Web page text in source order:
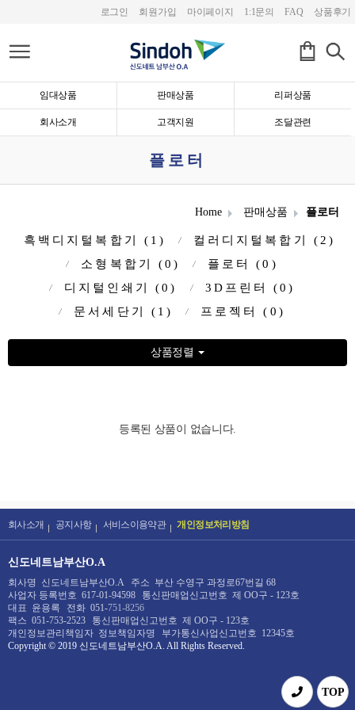
로그인 회원가입 마이페이지 1:1문의 FAQ 상품후기
임대상품 판매상품 리퍼상품
회사소개 고객지원 조달관련
플로터
Home 판매상품 플로터
흑백디지털복합기 (1)
컬러디지털복합기 (2)
소형복합기 (0)
플로터 (0)
디지털인쇄기 (0)
3D프린터 (0)
문서세단기 (1)
프로젝터 (0)
상품정렬
등록된 상품이 없습니다.
회사소개 공지사항 서비스이용약관 개인정보처리방침
신도네트남부산O.A
회사명 신도네트남부산O.A 주소 부산 수영구 과정로67번길 68
사업자 등록번호 617-01-94598 통신판매업신고번호 제 OO구 - 123호
대표 윤용록 전화 051-751-8256
팩스 051-753-2523 통신판매업신고번호 제 OO구 - 123호
개인정보관리책임자 정보책임자명 부가통신사업신고번호 12345호
Copyright © 2019 신도네트남부산O.A . All Rights Reserved.
TOP